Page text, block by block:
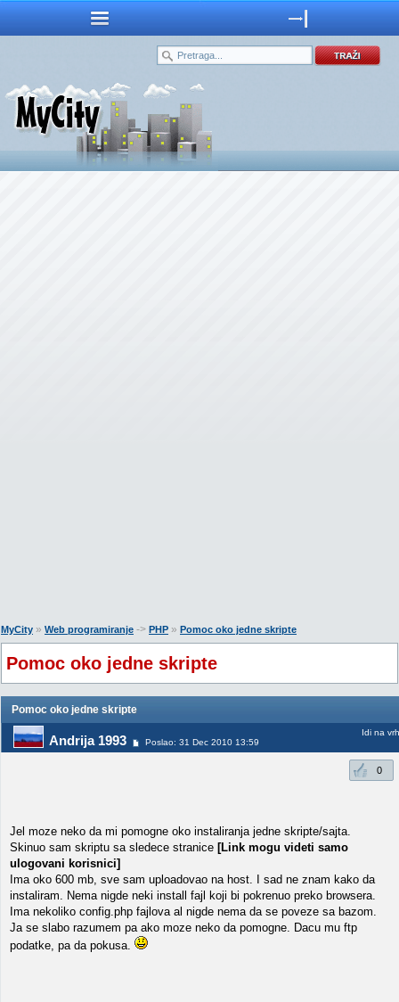
MyCity » Web programiranje -> PHP » Pomoc oko jedne skripte
Pomoc oko jedne skripte
Pomoc oko jedne skripte
Andrija 1993 Poslao: 31 Dec 2010 13:59
Idi na vrh
0
Jel moze neko da mi pomogne oko instaliranja jedne skripte/sajta.
Skinuo sam skriptu sa sledece stranice [Link mogu videti samo
ulogovani korisnici]
Ima oko 600 mb, sve sam uploadovao na host. I sad ne znam kako da
instaliram. Nema nigde neki install fajl koji bi pokrenuo preko browsera.
Ima nekoliko config.php fajlova al nigde nema da se poveze sa bazom.
Ja se slabo razumem pa ako moze neko da pomogne. Dacu mu ftp
podatke, pa da pokusa.